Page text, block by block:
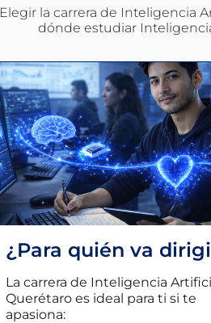
Elegir la carrera de Inteligencia
dónde estudiar
¿Para quién va
La carrera de Inteligencia
Querétaroes ideal para ti si te
apasiona: